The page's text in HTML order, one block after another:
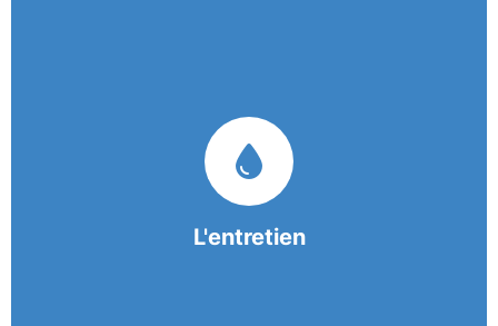
L'entretien
garantissent une prestation de nettoyage de
qualité.